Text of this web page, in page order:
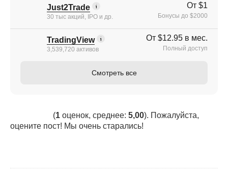
Just2Trade
30 тыс акций, IPO и др.
От $1
Бонусы до $2000
TradingView
3,539,720 активов
От $12.95 в мес.
Полный доступ
Смотреть все
(1 оценок, среднее: 5,00). Пожалуйста,
оцените пост! Мы очень старались!